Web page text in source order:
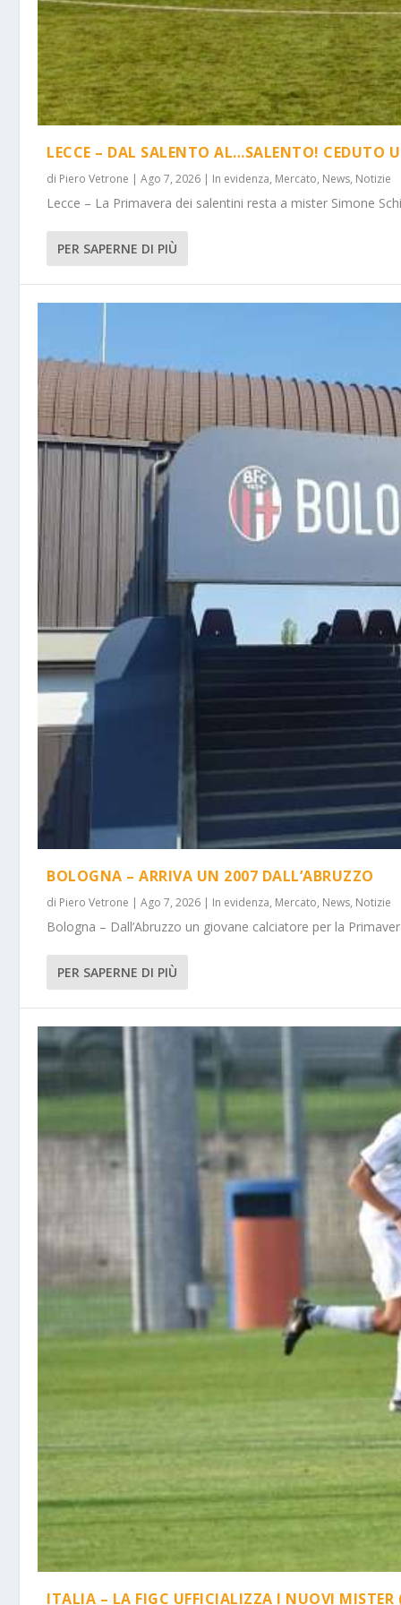
LECCE – DAL SALENTO AL…SALENTO! CEDUTO
di Piero Vetrone |Ago 7, 2026 | In evidenza, Mercato, News, Notizie
Lecce – La Primavera dei salentini resta a mister Simone
PER SAPERNE DI PIÙ
BOLOGNA – ARRIVA UN 2007 DALL’ABRUZZO
di Piero Vetrone |Ago 7, 2026 | In evidenza, Mercato, News, Notizie
Bologna – Dall’Abruzzo un giovane calciatore per la
PER SAPERNE DI PIÙ
ITALIA – LA FIGC UFFICIALIZZA I NUOVI MISTER